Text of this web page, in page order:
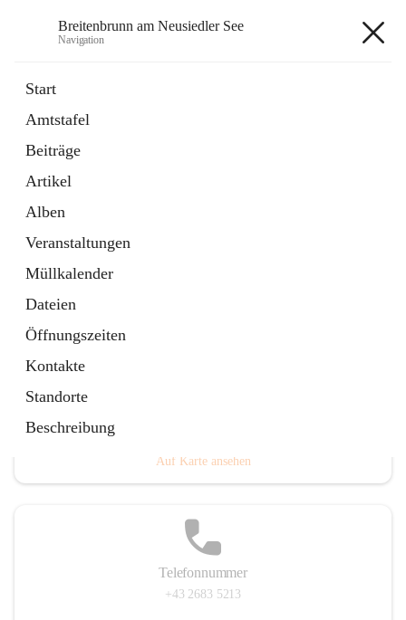
Breitenbrunn am Neusiedler See
Navigation
Start
Amtstafel
Beiträge
Artikel
Alben
Veranstaltungen
Müllkalender
Dateien
Öffnungszeiten
Kontakte
Standorte
Beschreibung
18 Schnellzugriffe
Gemeindeservice
Auf Karte ansehen
Telefonnummer
+43 2683 5213